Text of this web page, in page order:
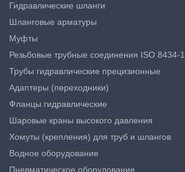
Гидравлические шланги
Шланговые арматуры
Муфты
Резьбовые трубные соединения ISO 8434-1
Трубы гидравлические прецизионные
Адаптеры (переходники)
Фланцы гидравлические
Шаровые краны высокого давления
Хомуты (крепления) для труб и шлангов
Водное оборудование
Пневматическое оборудование